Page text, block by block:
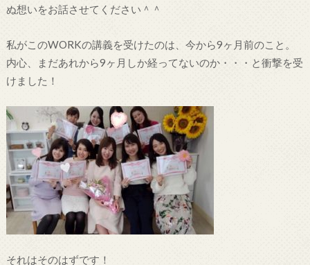
ぬ想いをお話させてください＾＾
私がこのWORKの講義を受けたのは、今から9ヶ月前のこと。
内心、まだあれから9ヶ月しか経ってないのか・・・と衝撃を受
けました！
それはそのはずです！